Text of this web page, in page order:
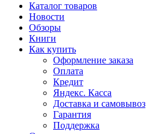
Каталог товаров
Новости
Обзоры
Книги
Как купить
Оформление заказа
Оплата
Кредит
Яндекс. Касса
Доставка и самовывоз
Гарантия
Поддержка